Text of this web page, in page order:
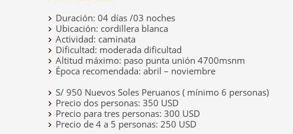
Duración: 04 días /03 noches
Ubicación: cordillera blanca
Actividad: caminata
Dificultad: moderada dificultad
Altitud máximo: paso punta unión 4700msnm
Época recomendada: abril – noviembre
S/ 950 Nuevos Soles Peruanos ( mínimo 6 personas)
Precio dos personas: 350 USD
Precio para tres personas: 300 USD
Precio de 4 a 5 personas: 250 USD